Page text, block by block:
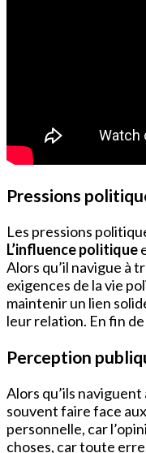
Pressions
Les pressions
L’influence politique
Alors qu’il navigue à
exigences de la vie
maintenir un lien
leur relation. En fin
Perception
Alors qu’ils
souvent faire face
personnelle, car
choses, car toute